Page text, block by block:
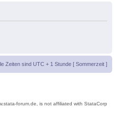
Zeiten sind UTC + 1 Stunde [ Sommerzeit ]
forum.de, is not affiliated with StataCorp